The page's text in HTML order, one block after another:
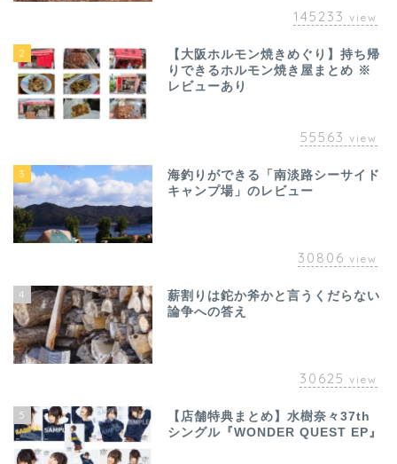
145233 view
2
【大阪ホルモン焼きめぐり】持ち帰
りできるホルモン焼き屋まとめ ※
レビューあり
55563 view
3
海釣りができる「南淡路シーサイド
キャンプ場」のレビュー
30806 view
4
薪割りは鉈か斧かと言うくだらない
論争への答え
30625 view
5
【店舗特典まとめ】水樹奈々37th
シングル『WONDER QUEST EP』